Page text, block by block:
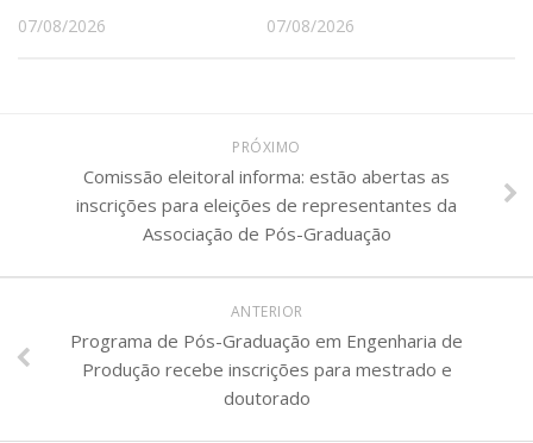
07/08/2026 07/08/2026
PRÓXIMO
Comissão eleitoral informa: estão abertas as
inscrições para eleições de representantes da
Associação de Pós-Graduação
ANTERIOR
Programa de Pós-Graduação em Engenharia de
Produção recebe inscrições para mestrado e
doutorado